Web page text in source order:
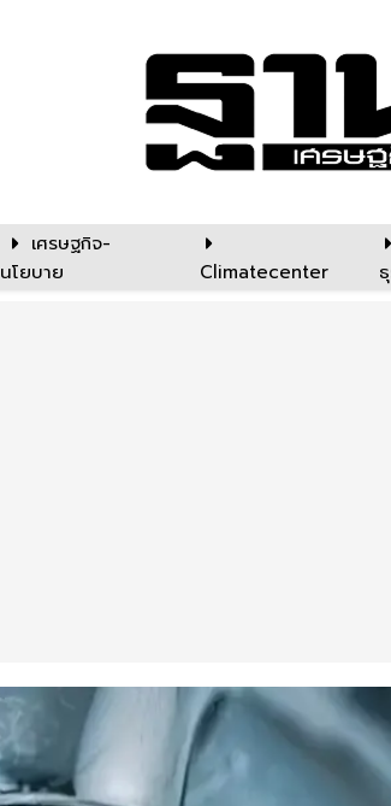
เศรษฐกิจ-
นโยบาย
Climatecenter